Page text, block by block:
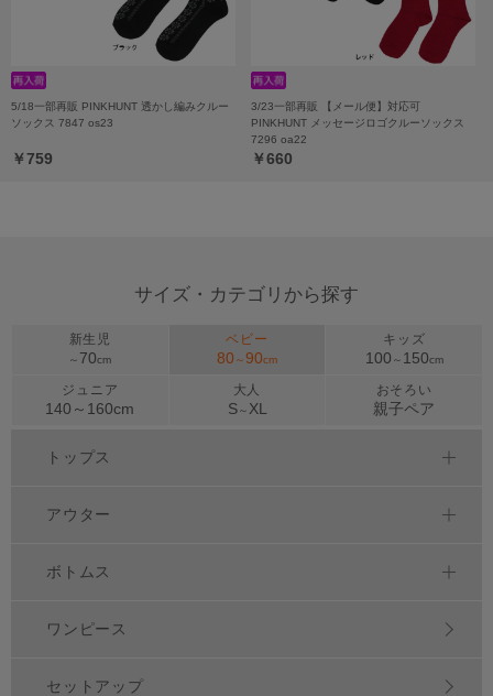
5/18一部再販 PINKHUNT 透かし編みクルー
ソックス 7847 os23
￥759
3/23一部再販 【メール便】対応可
PINKHUNT メッセージロゴクルーソックス
7296 oa22
￥660
サイズ・カテゴリから探す
新生児
～ 70cm
ベビー
80 ～90cm
キッズ
100 ～ 150cm
ジュニア
140～ 160cm
大人
S～ XL
おそろい
親子ペア
トップス
アウター
ボトムス
ワンピース
セットアップ